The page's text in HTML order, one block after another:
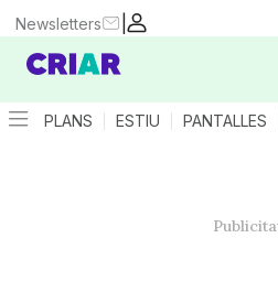
|
Newsletters
PLANS ESTIU PANTALLES